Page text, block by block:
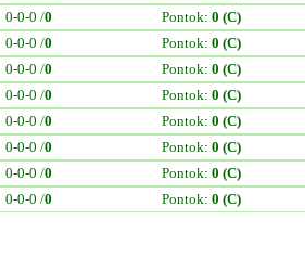
0-0-0 /0 Pontok: 0 (C)
0-0-0 /0 Pontok: 0 (C)
0-0-0 /0 Pontok: 0 (C)
0-0-0 /0 Pontok: 0 (C)
0-0-0 /0 Pontok: 0 (C)
0-0-0 /0 Pontok: 0 (C)
0-0-0 /0 Pontok: 0 (C)
0-0-0 /0 Pontok: 0 (C)